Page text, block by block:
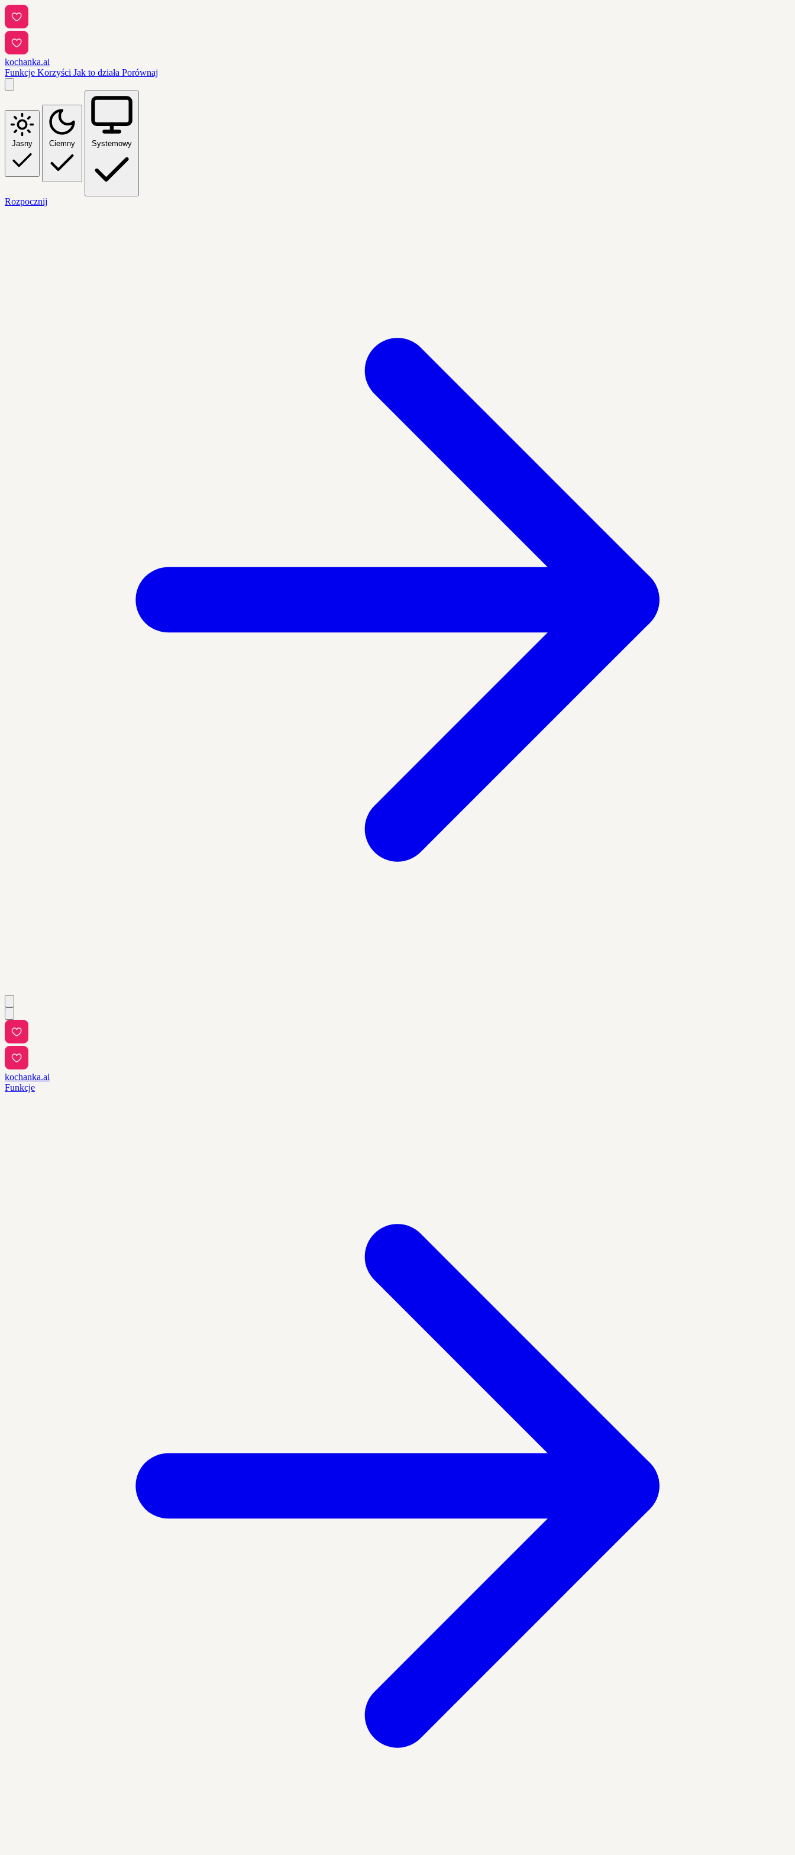
kochanka.ai
Funkcje Korzyści Jak to działa Porównaj
Jasny Ciemny Systemowy
Rozpocznij
kochanka.ai
Funkcje